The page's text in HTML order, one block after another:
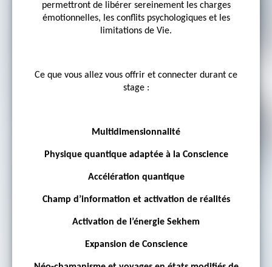
permettront de libérer sereinement les charges
émotionnelles, les conflits psychologiques et les
limitations de Vie.
Ce que vous allez vous offrir et connecter durant ce
stage :
Multidimensionnalité
Physique quantique adaptée à la Conscience
Accélération quantique
Champ d’information et activation de réalités
Activation de l’énergie Sekhem
Expansion de Conscience